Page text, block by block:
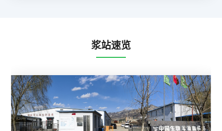
浆站速览